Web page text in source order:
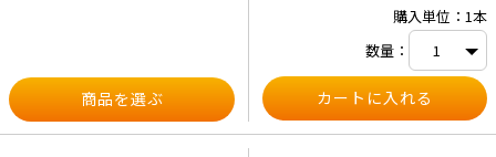
ど ・断熱材施工器具（SB・SGI・SG
形表示器具など） ・ランプと反射板
の距離が狭い器具 ・直流電流 ※この
ほか使用器具の種類によって寸法的、
商品を選ぶ
購入単位：1本
数量：